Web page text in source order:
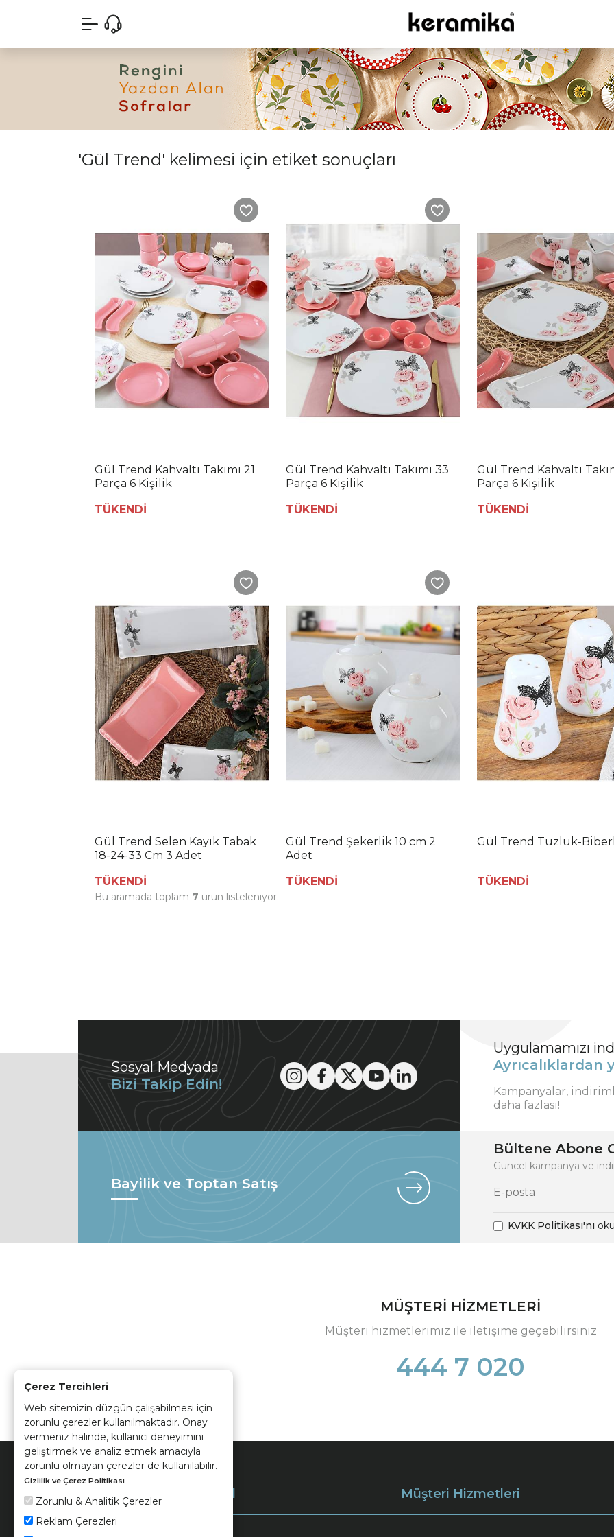
Çerez Tercihleri
Web sitemizin düzgün çalışabilmesi için
zorunlu çerezler kullanılmaktadır. Onay
vermeniz halinde, kullanıcı deneyimini
geliştirmek ve analiz etmek amacıyla
zorunlu olmayan çerezler de kullanılabilir.
Gizlilik ve Çerez Politikası
Zorunlu & Analitik Çerezler
Reklam Çerezleri
'Gül Trend' kelimesi için etiket sonuçları
Gül Trend Kahvaltı Takımı 21
Parça 6 Kişilik
TÜKENDİ
Gül Trend Kahvaltı Takımı 33
Parça 6 Kişilik
TÜKENDİ
Gül Trend Kahvaltı
Parça 6 Kişilik
TÜKENDİ
Gül Trend Selen Kayık Tabak
18-24-33 Cm 3 Adet
TÜKENDİ
Gül Trend Şekerlik 10 cm 2
Adet
TÜKENDİ
Gül Trend Tuzluk-
TÜKENDİ
Bu aramada toplam 7 ürün listeleniyor.
Sosyal Medyada
Bizi Takip Edin!
Uygulamamızı
Ayrıcalıklardan
Kampanyalar,
daha fazlası!
Bayilik ve Toptan Satış
Bültene Abone
Güncel kampanya ve
KVKK Politikası'nı
MÜŞTERİ HİZMETLERİ
Müşteri hizmetlerimiz ile iletişime geçebilirsiniz
444 7 020
Kurumsal Müşteri Hizmetleri